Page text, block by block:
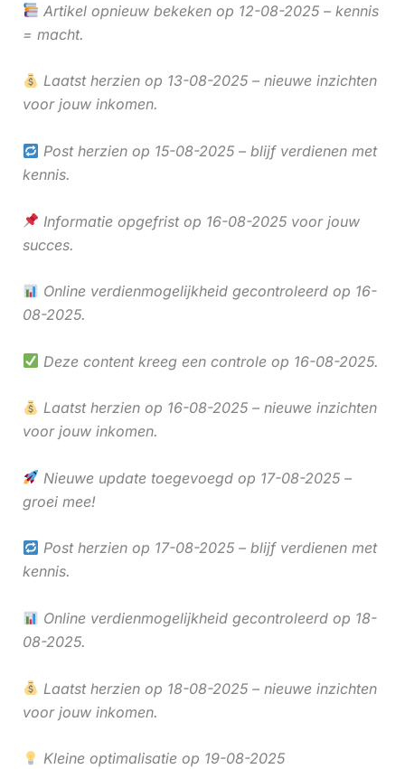
Artikel opnieuw bekeken op 12-08-2025 – kennis
= macht.
Laatst herzien op 13-08-2025 – nieuwe inzichten
voor jouw inkomen.
Post herzien op 15-08-2025 – blijf verdienen met
kennis.
Informatie opgefrist op 16-08-2025 voor jouw
succes.
Online verdienmogelijkheid gecontroleerd op 16-
08-2025.
Deze content kreeg een controle op 16-08-2025.
Laatst herzien op 16-08-2025 – nieuwe inzichten
voor jouw inkomen.
Nieuwe update toegevoegd op 17-08-2025 –
groei mee!
Post herzien op 17-08-2025 – blijf verdienen met
kennis.
Online verdienmogelijkheid gecontroleerd op 18-
08-2025.
Laatst herzien op 18-08-2025 – nieuwe inzichten
voor jouw inkomen.
Kleine optimalisatie op 19-08-2025